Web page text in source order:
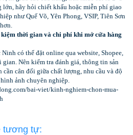
hãy hỏi chiết khấu hoặc miễn phí giao
như Quế Võ, Yên Phong, VSIP, Tiên Sơn
thời gian và chi phí khi mở cửa hàng
có thể đặt online qua website, Shopee,
Nên kiểm tra đánh giá, thông tin sản
cần cân đối giữa chất lượng, nhu cầu và độ
ảnh chuyên nghiệp.
bai-viet/kinh-nghiem-chon-mua-
tương tự: